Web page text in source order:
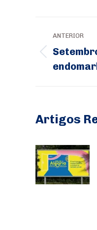
de
post:
ANTERIOR
Artigos